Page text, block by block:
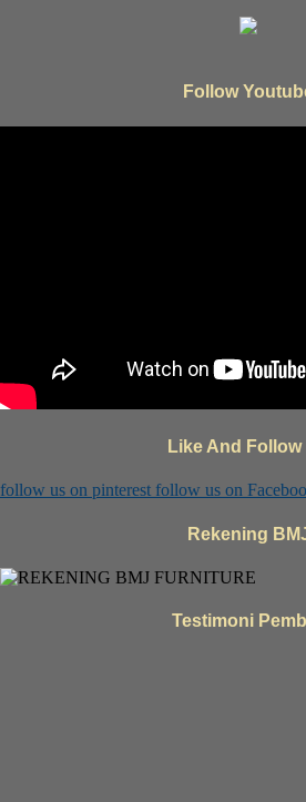
Follow
Like And Follow
follow us on pinterest follow us on
Rekening
Testimoni